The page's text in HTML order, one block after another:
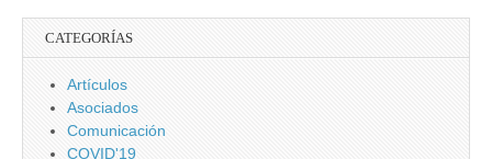
CATEGORÍAS
Artículos
Asociados
Comunicación
COVID'19